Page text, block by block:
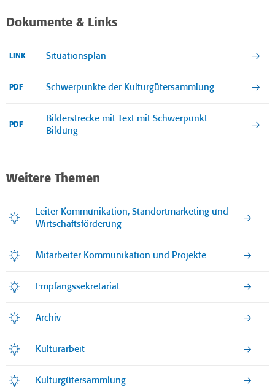
Dokumente & Links
LINK Situationsplan
PDF Schwerpunkte der Kulturgütersammlung
PDF
Bilderstrecke mit Text mit Schwerpunkt
Bildung
Weitere Themen
Leiter Kommunikation, Standortmarketing und
Wirtschaftsförderung
Mitarbeiter Kommunikation und Projekte
Empfangssekretariat
Archiv
Kulturarbeit
Kulturgütersammlung